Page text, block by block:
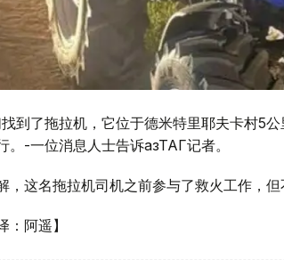
到了拖拉机，它位于德米特里耶夫卡村5
。-一位消息人士告诉ҚазТАГ记者。
，这名拖拉机司机之前参与了救火工作，但
：阿遥】